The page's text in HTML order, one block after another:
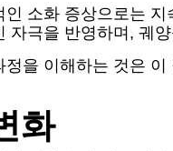
소화 증상으로는
자극을 반영하며, 궤
을 이해하는 것은
화